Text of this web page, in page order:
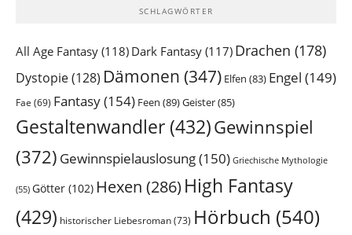
SCHLAGWÖRTER
All Age Fantasy (118) Dark Fantasy (117) Drachen (178)
Dystopie(128) Dämonen (347) Elfen (83) Engel (149)
Fae (69) Fantasy(154) Feen (89)Geister(85)
Gestaltenwandler (432)Gewinnspiel
(372) Gewinnspielauslosung(150) Griechische Mythologie
(55) Götter (102) Hexen (286) High Fantasy
(429) historischer Liebesroman(73) Hörbuch (540)